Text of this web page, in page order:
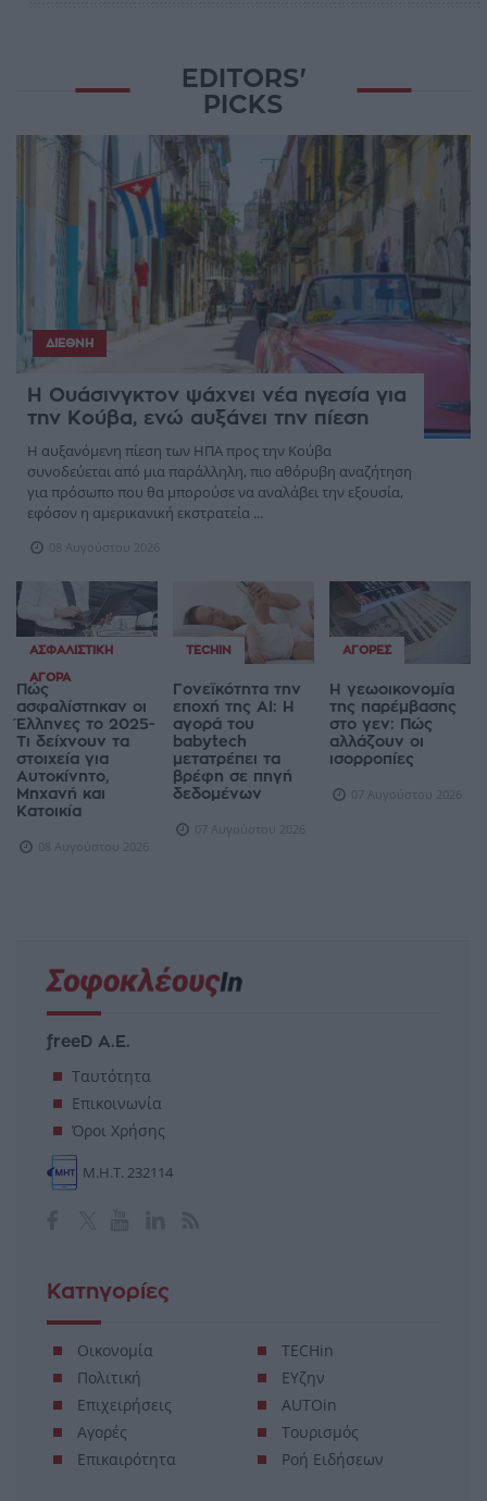
EDITORS'
PICKS
ΔΙΕΘΝΉ
Η Ουάσινγκτον ψάχνει νέα ηγεσία για
την Κούβα, ενώ αυξάνει την πίεση
Η αυξανόμενη πίεση των ΗΠΑ προς την Κούβα
συνοδεύεται από μια παράλληλη, πιο αθόρυβη αναζήτηση
για πρόσωπο που θα μπορούσε να αναλάβει την εξουσία,
εφόσον η αμερικανική εκστρατεία ...
08 Αυγούστου 2026
ΑΣΦΑΛΙΣΤΙΚΉ
ΑΓΟΡΆ
Πώς
ασφαλίστηκαν οι
Έλληνες το 2025-
Τι δείχνουν τα
στοιχεία για
Αυτοκίνητο,
Μηχανή και
Κατοικία
08 Αυγούστου 2026
TECHIN
Γονεϊκότητα την
εποχή της AI: Η
αγορά του
babytech
μετατρέπει τα
βρέφη σε πηγή
δεδομένων
07 Αυγούστου 2026
ΑΓΟΡΈΣ
Η γεωοικονομία
της παρέμβασης
στο γεν: Πώς
αλλάζουν οι
ισορροπίες
07 Αυγούστου 2026
freeD Α.Ε.
Ταυτότητα
Επικοινωνία
Όροι Χρήσης
Μ.Η.Τ. 232114
Κατηγορίες
Οικονομία
Πολιτική
Επιχειρήσεις
Αγορές
Επικαιρότητα
TECHin
ΕΥζην
AUTOin
Τουρισμός
Ροή Ειδήσεων